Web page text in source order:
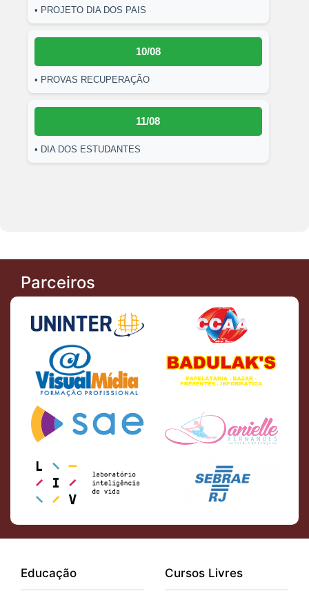
• PROJETO DIA DOS PAIS
10/08
• PROVAS RECUPERAÇÃO
11/08
• DIA DOS ESTUDANTES
Parceiros
Educação Cursos Livres